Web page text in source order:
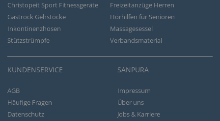
Christopeit Sport Fitnessgeräte
Freizeitanzüge Herren
Gastrock Gehstöcke
Hörhilfen für Senioren
Inkontinenzhosen
Massagesessel
Stützstrümpfe
Verbandsmaterial
KUNDENSERVICE
AGB
Häufige Fragen
Datenschutz
SANPURA
Impressum
Über uns
Jobs & Karriere